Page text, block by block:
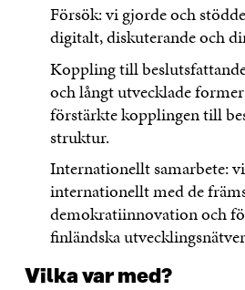
Försök: vi gjorde och
digitalt, diskuterande och
Koppling till
och långt utvecklade
förstärkte kopplingen till
struktur.
Internationellt samarbete:
internationellt med de
demokratiinnovation och
finländska
Vilka var med?